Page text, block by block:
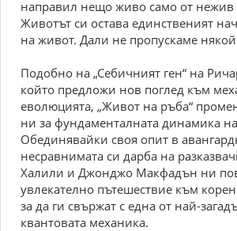
направил нещо живо само от нежив
Животът си остава единственият
на живот. Дали не пропускаме
Подобно на „Себичният ген“ на
който предложи нов поглед към
еволюцията, „Живот на ръба“
ни за фундаменталната динамика
Обединявайки своя опит в
несравнимата си дарба на
Халили и Джонджо Макфадън ни
увлекателно пътешествие към
за да ги свържат с една от най-
квантовата механика.